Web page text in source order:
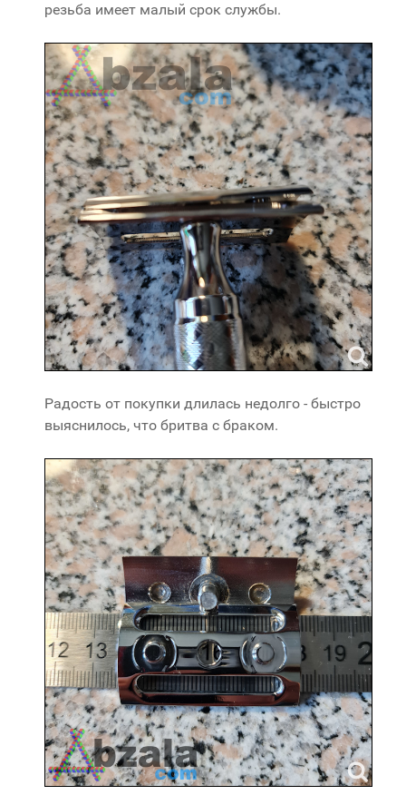
резьба имеет малый срок службы.
Радость от покупки длилась недолго - быстро
выяснилось, что бритва с браком.